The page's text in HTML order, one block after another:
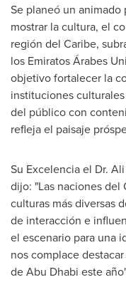
Se planeó un animado
mostrar la cultura, el
región del Caribe,
los Emiratos Árabes
objetivo fortalecer la
instituciones
del público con
refleja el paisaje
Su Excelencia el Dr. Ali
dijo: "Las naciones del
culturas más diversas
de interacción e
el escenario para una
nos complace
deAbu Dhabi este